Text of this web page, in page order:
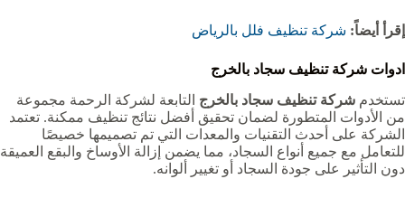
إقرأ أيضاً: شركة تنظيف فلل بالرياض
ادوات شركة تنظيف سجاد بالخرج
تستخدم شركة تنظيف سجاد بالخرج التابعة لشركة الرحمة مجموعة
من الأدوات المتطورة لضمان تحقيق أفضل نتائج تنظيف ممكنة. تعتمد
الشركة على أحدث التقنيات والمعدات التي تم تصميمها خصيصًا
للتعامل مع جميع أنواع السجاد، مما يضمن إزالة الأوساخ والبقع العميقة
دون التأثير على جودة السجاد أو تغيير ألوانه.